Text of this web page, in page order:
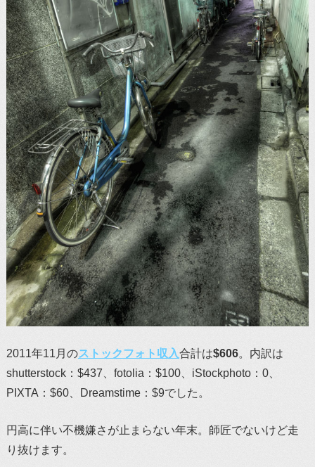
2011年11月のストックフォト収入合計は$606。内訳は
shutterstock：$437、fotolia：$100、iStockphoto：0、
PIXTA：$60、Dreamstime：$9でした。
円高に伴い不機嫌さが止まらない年末。師匠でないけど走
り抜けます。